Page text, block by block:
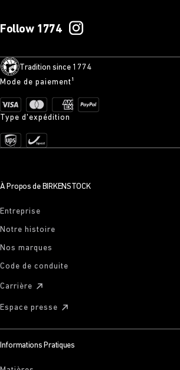
Follow 1774
Tradition since 1774
Mode de paiement¹
Type d'expédition
À Propos de BIRKENSTOCK
Entreprise
Notre histoire
Nos marques
Code de conduite
Carrière
Espace presse
Informations Pratiques